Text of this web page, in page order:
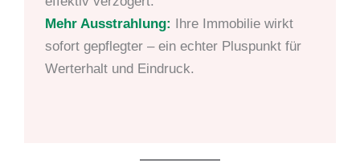
Mehr Ausstrahlung: Ihre Immobilie wirkt
sofort gepflegter – ein echter Pluspunkt für
Werterhalt und Eindruck.